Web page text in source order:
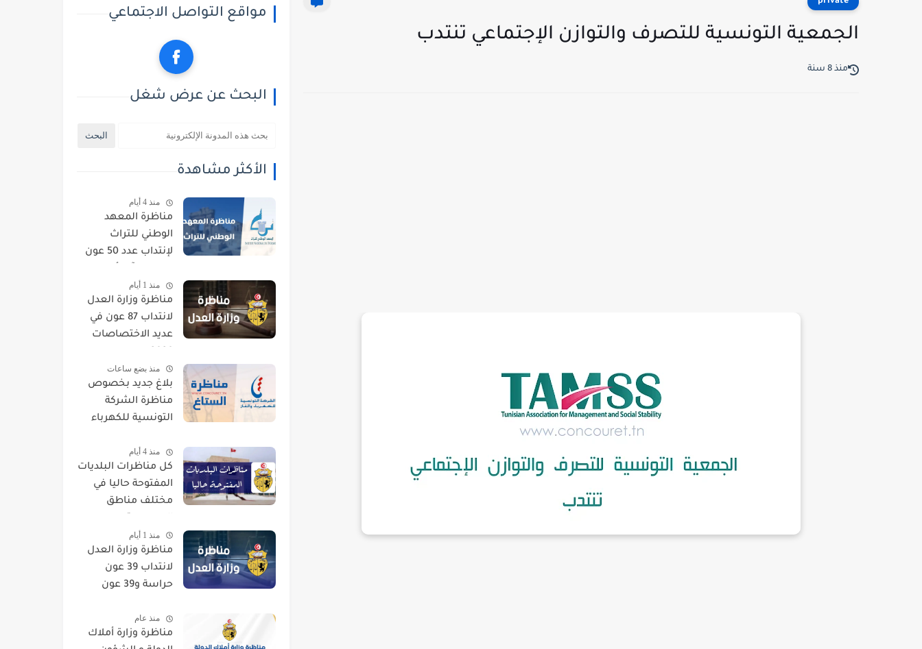
الجمعية التونسية للتصرف والتوازن الإجتماعي تنتدب
منذ 8 سنة
مواقع التواصل الاجتماعي
البحث عن عرض شغل
الأكثر مشاهدة
منذ 4 أيام
مناظرة المعهد
الوطني للتراث
لإنتداب عدد 50 عون
2026
منذ 1 أيام
مناظرة وزارة العدل
لانتداب 87 عون في
عديد الاختصاصات
منذ بضع ساعات
بلاغ جديد بخصوص
مناظرة الشركة
التونسية للكهرباء
إطارات
منذ 4 أيام
كل مناظرات البلديات
المفتوحة حاليا في
مختلف مناطق
منذ 1 أيام
مناظرة وزارة العدل
لانتداب 39 عون
حراسة و39 عون
منذ عام
مناظرة وزارة أملاك